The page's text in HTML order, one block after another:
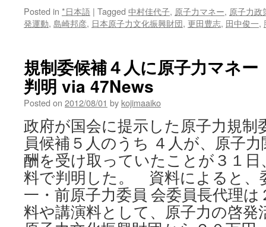
Posted in *日本語 | Tagged 中村佳代子, 原子力マネー, 原子力政
発運動, 島崎邦彦, 日本原子力文化振興財団, 更田豊志, 田中俊一,
規制委候補４人に原子力マネ
判明 via 47News
Posted on 2012/08/01 by kojimaaiko
政府が国会に提示した原子力規制
員候補５人のうち ４人が、原子
酬を受け取っていたことが３１日
料で判明した。 資料によると、
一・前原子力委員 会委員長代理
料や講演料として、原子力の啓発